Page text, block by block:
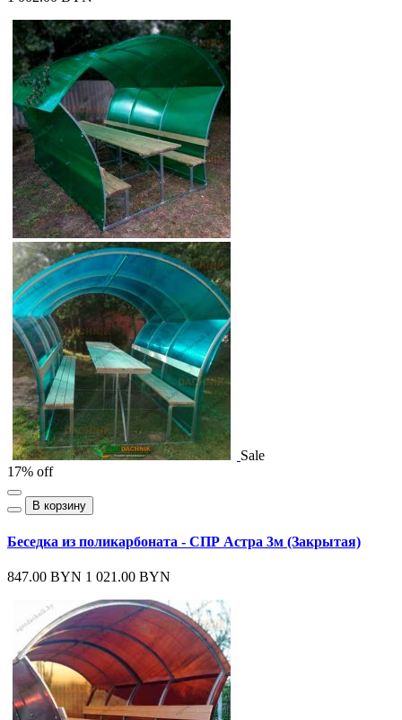
Sale
17% off
В корзину
Беседка из поликарбоната - СПР Астра 3м (Закрытая)
847.00 BYN 1 021.00 BYN